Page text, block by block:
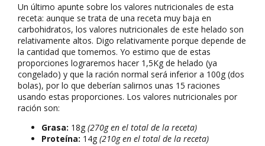
Un último apunte sobre los valores nutricionales de esta
receta: aunque se trata de una receta muy baja en
carbohidratos, los valores nutricionales de este helado son
relativamente altos. Digo relativamente porque depende de
la cantidad que tomemos. Yo estimo que de estas
proporciones lograremos hacer 1,5Kg de helado (ya
congelado) y que la ración normal será inferior a 100g (dos
bolas), por lo que deberían salirnos unas 15 raciones
usando estas proporciones. Los valores nutricionales por
ración son:
Grasa: 18g (270g en el total de la receta)
Proteína: 14g (210g en el total de la receta)